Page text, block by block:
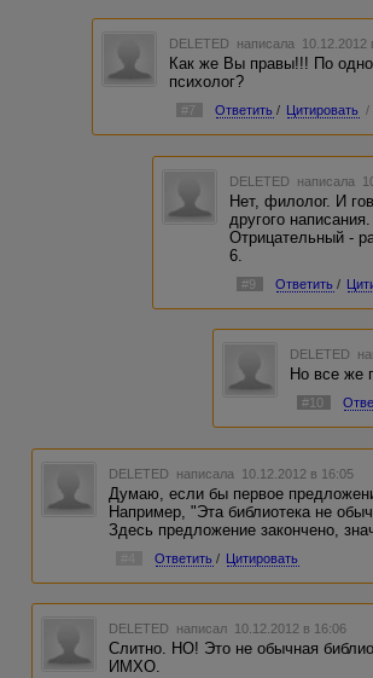
DELETED написала 10.12.2012
Как же Вы правы!!! По
психолог?
#7 Ответить / Цитировать /
DELETED написала
Нет, филолог. И
другого
Отрицательный -
6.
#9 Ответить /
DELETED
Но все же
#10
DELETED написала 10.12.2012 в 16:05
Думаю, если бы первое
Например, "Эта библиотека не
Здесь предложение закончено,
Ответить / Цитировать
DELETED написал 10.12.2012 в 16:06
Слитно. НО! Это не обычная
ИМХО.